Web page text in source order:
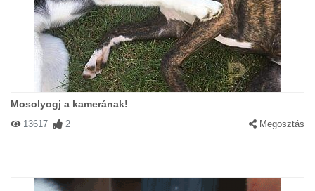
Mosolyogj a kamerának!
13617 2 Megosztás